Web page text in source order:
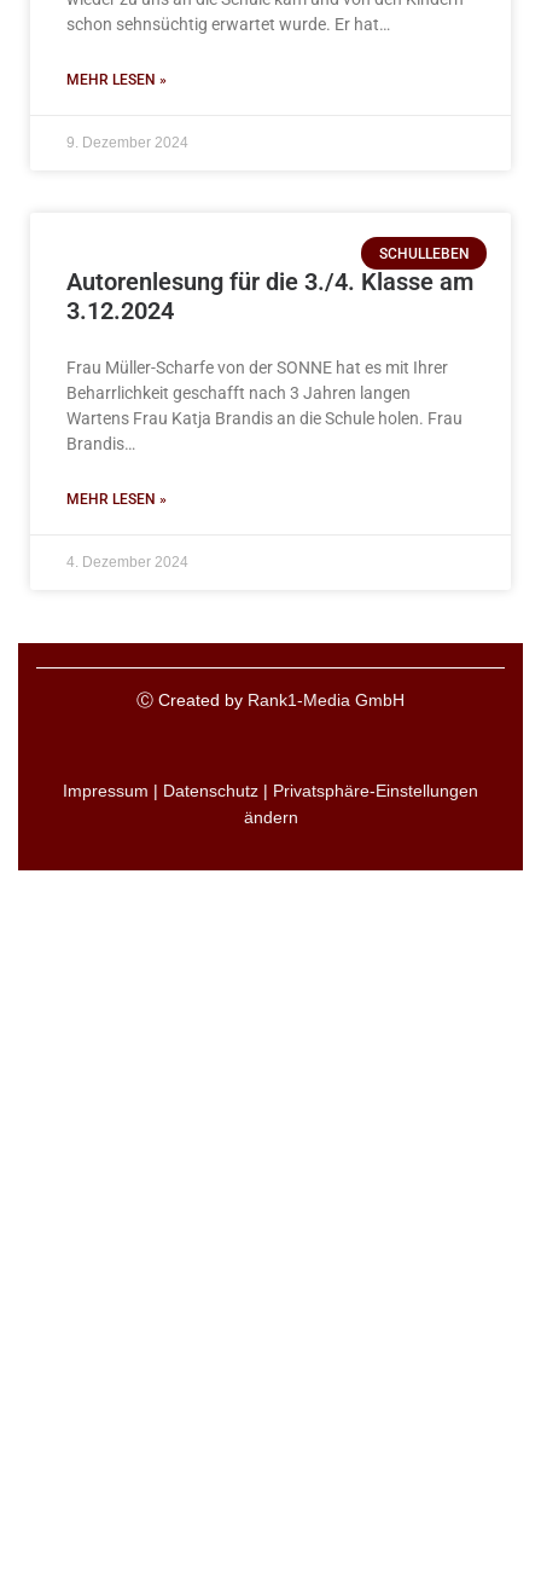
schon sehnsüchtig erwartet wurde. Er hat…
MEHR LESEN »
9. Dezember 2024
SCHULLEBEN
Autorenlesung für die 3./4. Klasse am
3.12.2024
Frau Müller-Scharfe von der SONNE hat es mit Ihrer
Beharrlichkeit geschafft nach 3 Jahren langen
Wartens Frau Katja Brandis an die Schule holen. Frau
Brandis…
MEHR LESEN »
4. Dezember 2024
Ⓒ Created by Rank1-Media GmbH
Impressum | Datenschutz | Privatsphäre-Einstellungen
ändern